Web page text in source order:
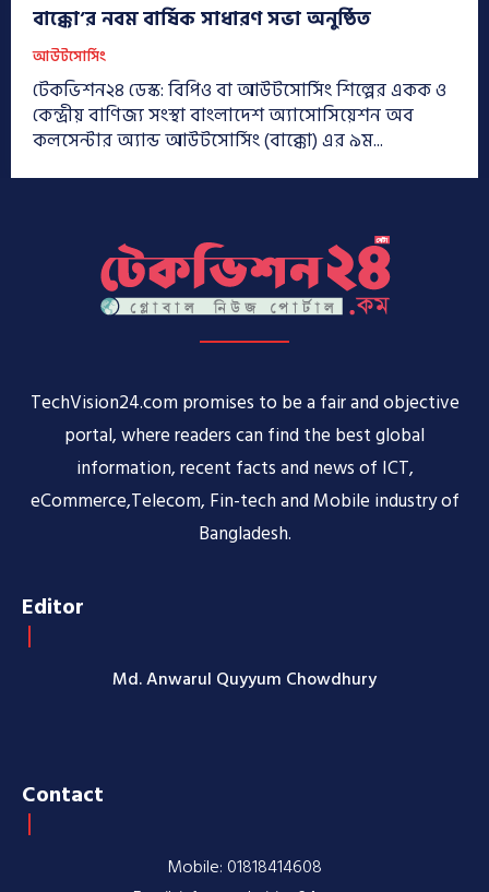
বাক্কো’র নবম বার্ষিক সাধারণ সভা অনুষ্ঠিত
আউটসোর্সিং
টেকভিশন২৪ ডেস্ক: বিপিও বা আউটসোর্সিং শিল্পের একক ও
কেন্দ্রীয় বাণিজ্য সংস্থা বাংলাদেশ অ্যাসোসিয়েশন অব
কলসেন্টার অ্যান্ড আউটসোর্সিং (বাক্কো) এর ৯ম...
TechVision24.com promises to be a fair and objective
portal, where readers can find the best global
information, recent facts and news of ICT,
eCommerce,Telecom, Fin-tech and Mobile industry of
Bangladesh.
Editor
Md. Anwarul Quyyum Chowdhury
Contact
Mobile: 01818414608